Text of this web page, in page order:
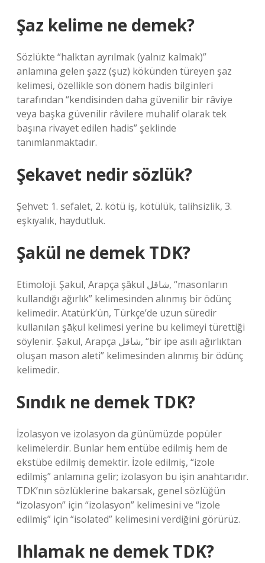
Şaz kelime ne demek?
Sözlükte “halktan ayrılmak (yalnız kalmak)”
anlamına gelen şazz (şuz) kökünden türeyen şaz
kelimesi, özellikle son dönem hadis bilginleri
tarafından “kendisinden daha güvenilir bir râviye
veya başka güvenilir râvilere muhalif olarak tek
başına rivayet edilen hadis” şeklinde
tanımlanmaktadır.
Şekavet nedir sözlük?
Şehvet: 1. sefalet, 2. kötü iş, kötülük, talihsizlik, 3.
eşkıyalık, haydutluk.
Şakül ne demek TDK?
Etimoloji. Şakul, Arapça şāḳul شاقل, “masonların
kullandığı ağırlık” kelimesinden alınmış bir ödünç
kelimedir. Atatürk’ün, Türkçe’de uzun süredir
kullanılan şāḳul kelimesi yerine bu kelimeyi türettiği
söylenir. Şakul, Arapça شاقل, “bir ipe asılı ağırlıktan
oluşan mason aleti” kelimesinden alınmış bir ödünç
kelimedir.
Sındık ne demek TDK?
İzolasyon ve izolasyon da günümüzde popüler
kelimelerdir. Bunlar hem entübe edilmiş hem de
ekstübe edilmiş demektir. İzole edilmiş, “izole
edilmiş” anlamına gelir; izolasyon bu işin anahtarıdır.
TDK’nın sözlüklerine bakarsak, genel sözlüğün
“izolasyon” için “izolasyon” kelimesini ve “izole
edilmiş” için “isolated” kelimesini verdiğini görürüz.
Ihlamak ne demek TDK?